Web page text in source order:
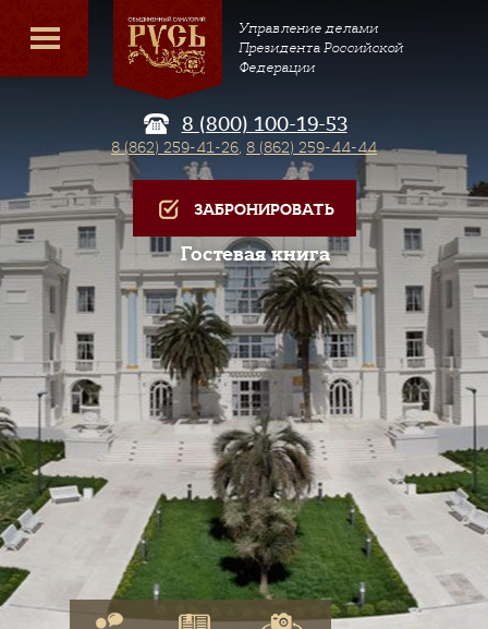
Управление делами
Президента Российской
Федерации
8 (800) 100-19-53
8 (862) 259-41-26, 8 (862) 259-44-44
ЗАБРОНИРОВАТЬ
Гостевая книга